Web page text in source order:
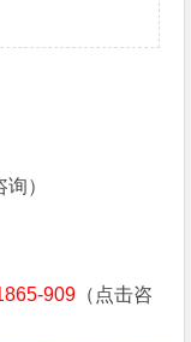
询）
909 （点击咨